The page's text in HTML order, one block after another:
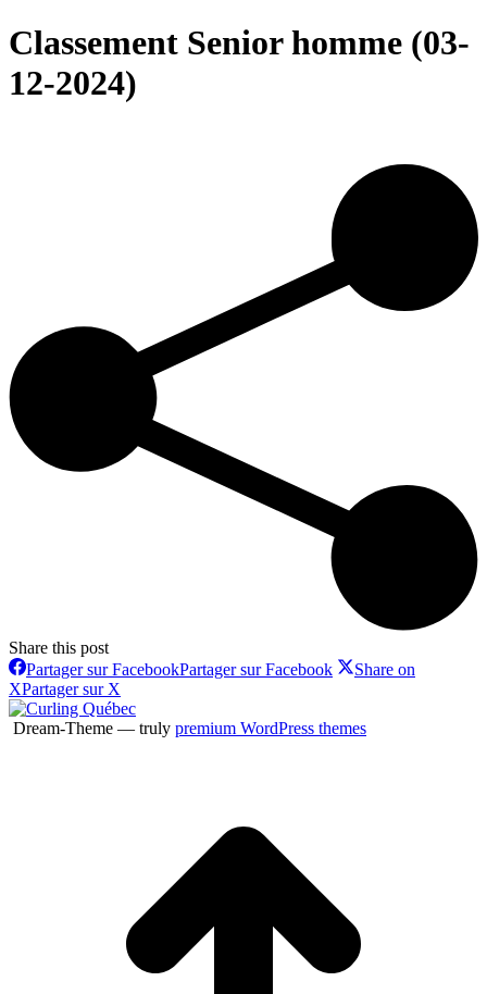
Classement Senior homme (03-
12-2024)
Share this post
Partager sur FacebookPartager sur Facebook
Share on
XPartager sur X
Dream-Theme — truly premium WordPress themes